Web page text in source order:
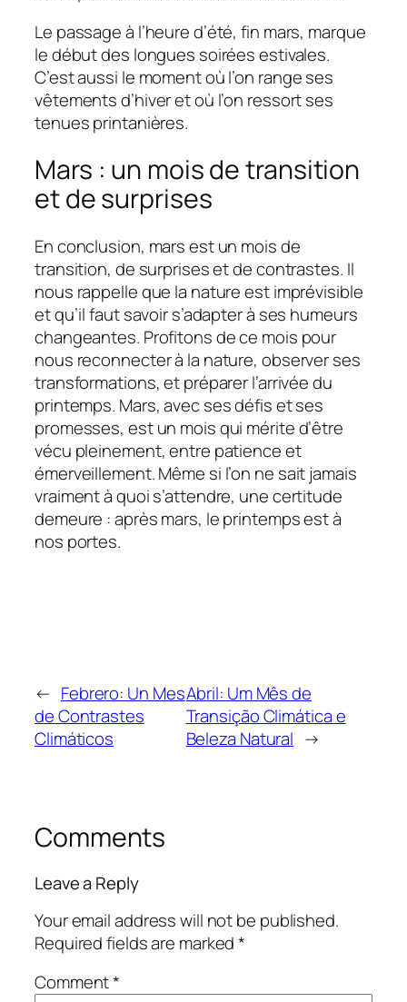
Le passage à l’heure d’été, fin mars, marque
le début des longues soirées estivales.
C’est aussi le moment où l’on range ses
vêtements d’hiver et où l’on ressort ses
tenues printanières.
Mars : un mois de transition
et de surprises
En conclusion, mars est un mois de
transition, de surprises et de contrastes. Il
nous rappelle que la nature est imprévisible
et qu’il faut savoir s’adapter à ses humeurs
changeantes. Profitons de ce mois pour
nous reconnecter à la nature, observer ses
transformations, et préparer l’arrivée du
printemps. Mars, avec ses défis et ses
promesses, est un mois qui mérite d’être
vécu pleinement, entre patience et
émerveillement. Même si l’on ne sait jamais
vraiment à quoi s’attendre, une certitude
demeure : après mars, le printemps est à
nos portes.
← Febrero: Un Mes
de Contrastes
Climáticos
Abril: Um Mês de
Transição Climática e
Beleza Natural →
Comments
Leave a Reply
Your email address will not be published.
Required fields are marked*
Comment*